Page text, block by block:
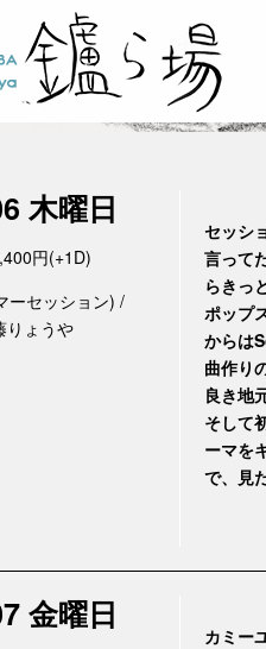
木曜日
円(+1D)
ーセッション) /
りょうや
セッシ
言って
らきっ
ポップ
からは
曲作り
良き地
そして
ーマを
で、見
金曜日
カミー